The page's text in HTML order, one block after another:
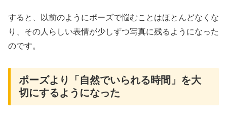
すると、以前のようにポーズで悩むことはほとんどなくな
り、その人らしい表情が少しずつ写真に残るようになった
のです。
ポーズより「自然でいられる時間」を大
切にするようになった